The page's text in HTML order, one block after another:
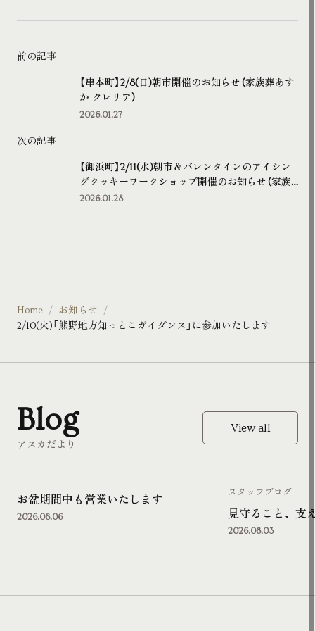
前の記事
【串本町】2/8(日)朝市開催のお知らせ（家族葬あす
か クレリア）
2026.01.27
次の記事
【御浜町】2/11(水)朝市＆バレンタインのアイシン
グクッキーワークショップ開催のお知らせ（家族
葬あすか ラプラージュ）
2026.01.28
Home
お知らせ
2/10(火)「熊野地方知っとこガイダンス」に参加いたします
アスカだより
Blog View all
お盆期間中も営業いたします
2026.08.06 見守ること、支
スタッフブログ
2026.08.03